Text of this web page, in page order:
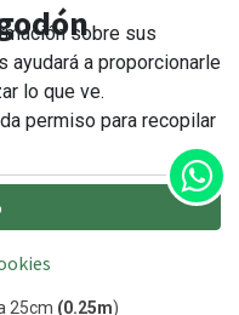
25cm (0.25m)
sobre sus
ayudará a proporcionarle
lo que ve.
permiso para recopilar